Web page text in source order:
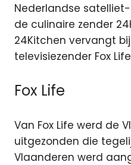
Nederlandse
de culinaire zender
24Kitchen vervangt
televisiezender Fox
Fox Life
Van Fox Life werd de
uitgezonden die
Vlaanderen werd